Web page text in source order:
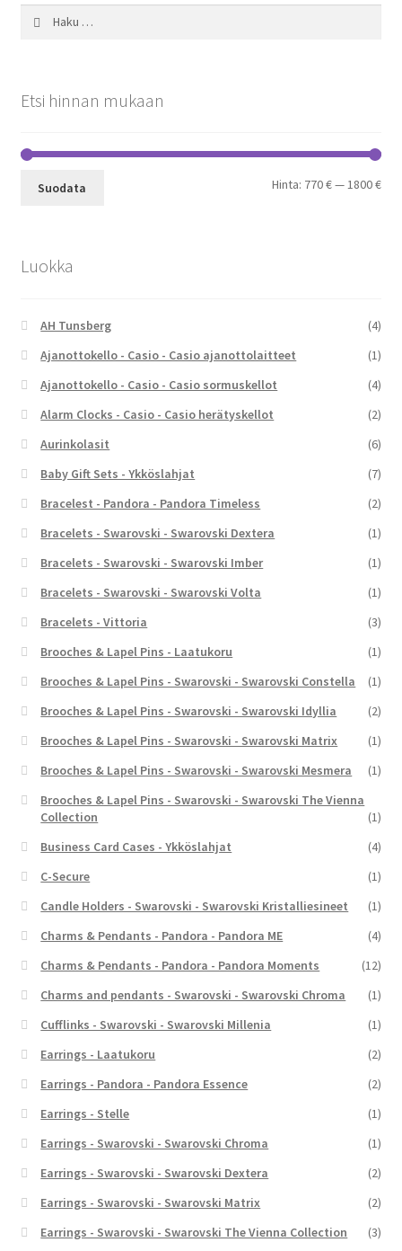
Etsi hinnan mukaan
Suodata Hinta: 770 €—1800 €
Luokka
AH Tunsberg
(4)
Ajanottokello - Casio - Casio ajanottolaitteet
(1)
Ajanottokello - Casio - Casio sormuskellot
(4)
Alarm Clocks - Casio - Casio herätyskellot
(2)
Aurinkolasit
(6)
Baby Gift Sets - Ykköslahjat
(7)
Bracelest - Pandora - Pandora Timeless
(2)
Bracelets - Swarovski - Swarovski Dextera
(1)
Bracelets - Swarovski - Swarovski Imber
(1)
Bracelets - Swarovski - Swarovski Volta
(1)
Bracelets - Vittoria
(3)
Brooches & Lapel Pins - Laatukoru
(1)
Brooches & Lapel Pins - Swarovski - Swarovski Constella
(1)
Brooches & Lapel Pins - Swarovski - Swarovski Idyllia
(2)
Brooches & Lapel Pins - Swarovski - Swarovski Matrix
(1)
Brooches & Lapel Pins - Swarovski - Swarovski Mesmera
(1)
Brooches & Lapel Pins - Swarovski - Swarovski The Vienna
Collection
(1)
Business Card Cases - Ykköslahjat
(4)
C-Secure
(1)
Candle Holders - Swarovski - Swarovski Kristalliesineet
(1)
Charms & Pendants - Pandora - Pandora ME
(4)
Charms & Pendants - Pandora - Pandora Moments
(12)
Charms and pendants - Swarovski - Swarovski Chroma
(1)
Cufflinks - Swarovski - Swarovski Millenia
(1)
Earrings - Laatukoru
(2)
Earrings - Pandora - Pandora Essence
(2)
Earrings - Stelle
(1)
Earrings - Swarovski - Swarovski Chroma
(1)
Earrings - Swarovski - Swarovski Dextera
(2)
Earrings - Swarovski - Swarovski Matrix
(2)
Earrings - Swarovski - Swarovski The Vienna Collection
(3)